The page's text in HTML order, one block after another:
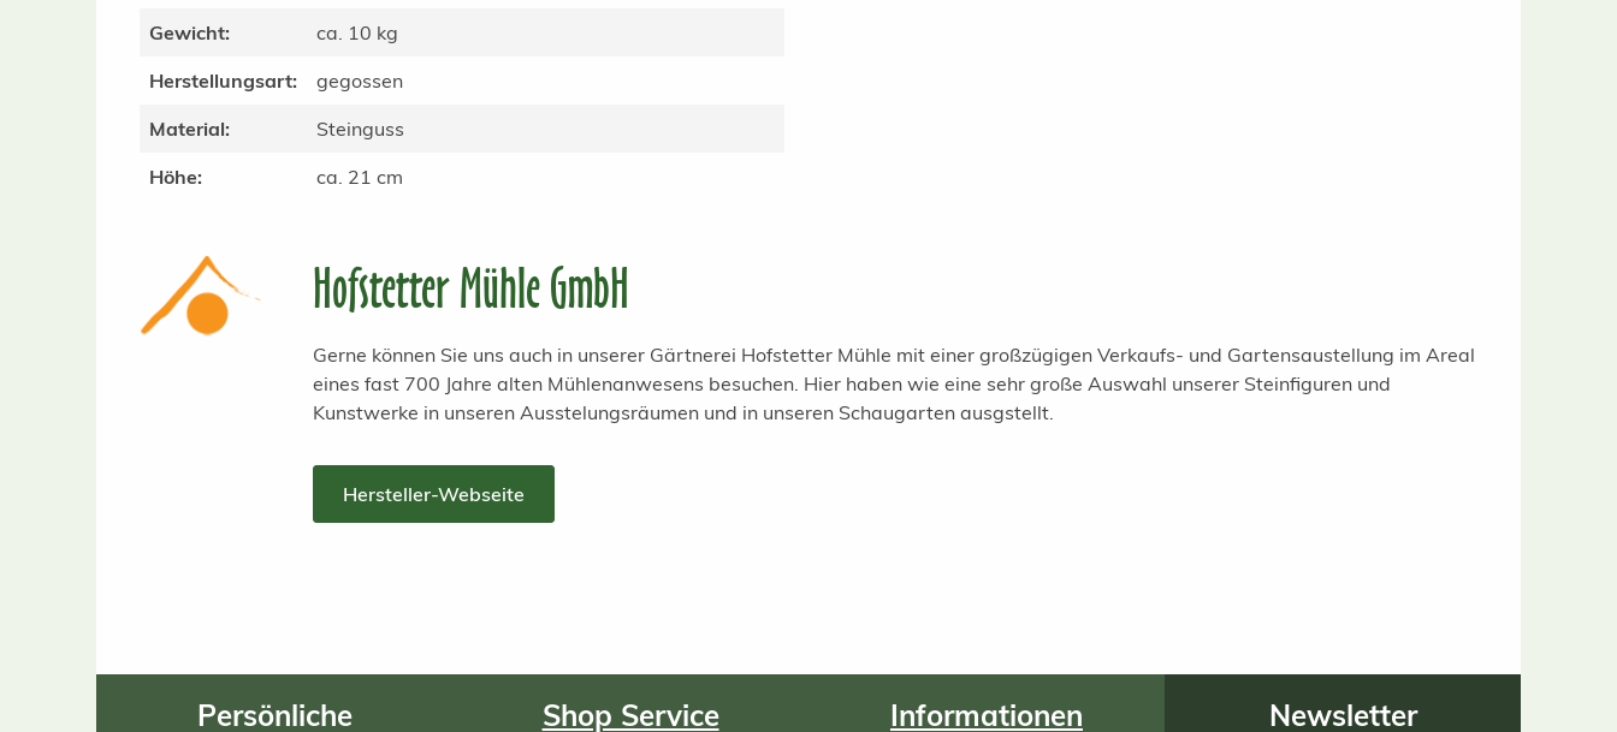
Gewicht:
ca. 10 kg
Herstellungsart:
gegossen
Material:
Steinguss
Höhe:
ca. 21 cm
Hofstetter Mühle GmbH
Gerne können Sie uns auch in unserer Gärtnerei Hofstetter Mühle mit einer großzügigen Verkaufs- und Gartensaustellung im Areal
eines fast 700 Jahre alten Mühlenanwesens besuchen. Hier haben wie eine sehr große Auswahl unserer Steinfiguren und
Kunstwerke in unseren Ausstelungsräumen und in unseren Schaugarten ausgstellt.
Hersteller-Webseite
Persönliche
Shop Service Informationen Newsletter